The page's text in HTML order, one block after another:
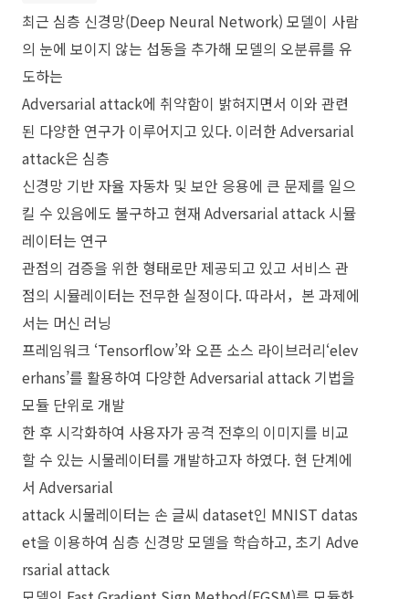
최근 심층 신경망(Deep Neural Network) 모델이 사람
의 눈에 보이지 않는 섭동을 추가해 모델의 오분류를 유
도하는
Adversarial attack에 취약함이 밝혀지면서 이와 관련
된 다양한 연구가 이루어지고 있다. 이러한 Adversarial
attack은 심층
신경망 기반 자율 자동차 및 보안 응용에 큰 문제를 일으
킬 수 있음에도 불구하고 현재 Adversarial attack 시뮬
레이터는 연구
관점의 검증을 위한 형태로만 제공되고 있고 서비스 관
점의 시뮬레이터는 전무한 실정이다. 따라서，본 과제에
서는 머신 러닝
프레임워크 ‘Tensorflow’와 오픈 소스 라이브러리‘elev
erhans’를 활용하여 다양한 Adversarial attack 기법을
모듈 단위로 개발
한 후 시각화하여 사용자가 공격 전후의 이미지를 비교
할 수 있는 시물레이터를 개발하고자 하였다. 현 단계에
서 Adversarial
attack 시물레이터는 손 글씨 dataset인 MNIST datas
et을 이용하여 심층 신경망 모델을 학습하고, 초기 Adve
rsarial attack